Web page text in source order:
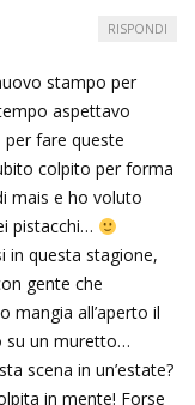
stampo per
aspettavo
per fare queste
colpito per forma
mais e ho voluto
pistacchi…
in questa stagione,
gente che
mangia all’aperto il
su un muretto…
scena in un’estate?
in mente! Forse
RISPONDI